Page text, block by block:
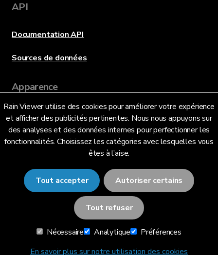
Rain Viewer utilise des cookies pour améliorer votre expérience
et afficher des publicités pertinentes. Nous nous appuyons sur
des analyses et des données internes pour perfectionner les
fonctionnalités. Choisissez les catégories avec lesquelles vous
êtes à l’aise.
Tout accepter Autoriser certains
Tout refuser
Nécessaire Analytique
Préférences
En savoir plus sur notre utilisation des cookies
API
Documentation API
Sources de données
Apparence
Langue
© 2026 RainViewer,MeteoLab Inc.
Avis de confidentialitéConditions générales